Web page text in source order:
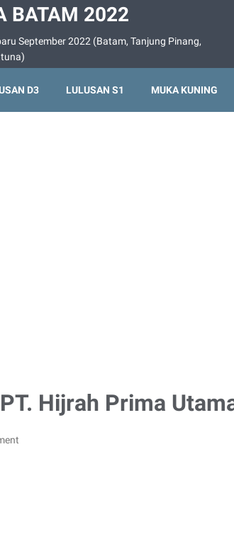
BATAM 2022
September 2022 (Batam, Tanjung Pinang,
D3 LULUSAN S1 MUKA KUNING
Hijrah Prima